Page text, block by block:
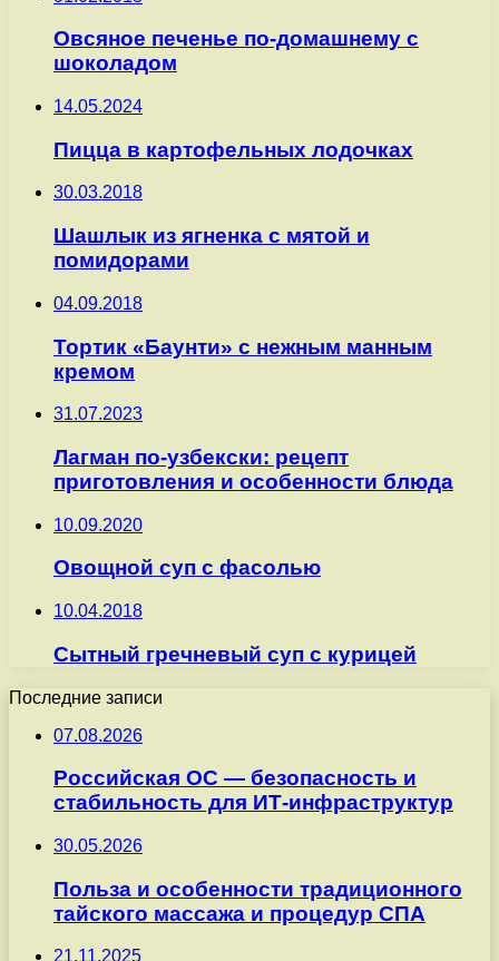
Овсяное печенье по-домашнему с
шоколадом
14.05.2024
Пицца в картофельных лодочках
30.03.2018
Шашлык из ягненка с мятой и
помидорами
04.09.2018
Тортик «Баунти» с нежным манным
кремом
31.07.2023
Лагман по-узбекски: рецепт
приготовления и особенности блюда
10.09.2020
Овощной суп с фасолью
10.04.2018
Сытный гречневый суп с курицей
Последние записи
07.08.2026
Российская ОС — безопасность и
стабильность для ИТ-инфраструктур
30.05.2026
Польза и особенности традиционного
тайского массажа и процедур СПА
21.11.2025